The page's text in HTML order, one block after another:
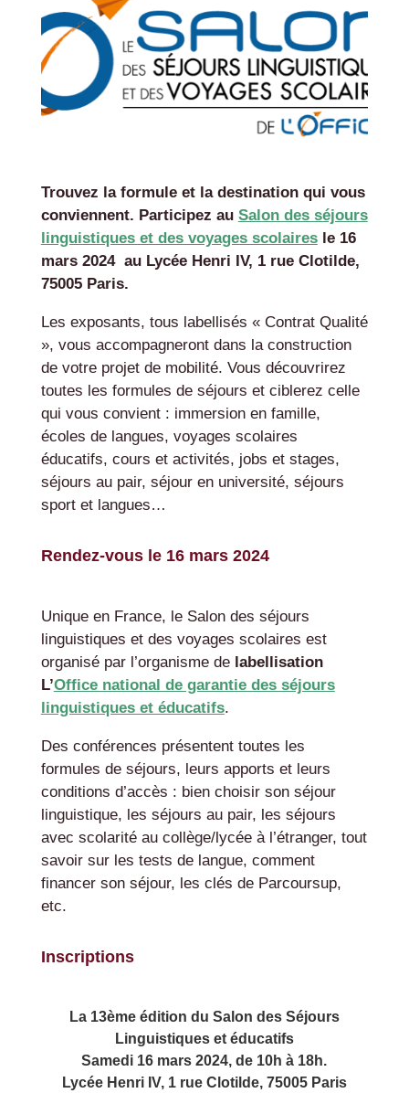
Trouvez la formule et la destination qui vous
conviennent. Participez au Salon des séjours
linguistiques et des voyages scolairesle 16
mars 2024 au Lycée Henri IV, 1 rue Clotilde,
75005 Paris.
Les exposants, tous labellisés « Contrat Qualité
», vous accompagneront dans la construction
de votre projet de mobilité. Vous découvrirez
toutes les formules de séjours et ciblerez celle
qui vous convient : immersion en famille,
écoles de langues, voyages scolaires
éducatifs, cours et activités, jobs et stages,
séjours au pair, séjour en université, séjours
sport et langues…
Rendez-vous le 16 mars 2024
Unique en France, le Salon des séjours
linguistiques et des voyages scolaires est
organisé par l’organisme delabellisation
L’Office national de garantie des séjours
linguistiques et éducatifs.
Des conférences présentent toutes les
formules de séjours, leurs apports et leurs
conditions d’accès : bien choisir son séjour
linguistique, les séjours au pair, les séjours
avec scolarité au collège/lycée à l’étranger, tout
savoir sur les tests de langue, comment
financer son séjour, les clés de Parcoursup,
etc.
Inscriptions
La 13ème édition du Salon des Séjours
Linguistiques et éducatifs
Samedi 16 mars 2024, de 10h à 18h.
Lycée Henri IV, 1 rue Clotilde, 75005 Paris